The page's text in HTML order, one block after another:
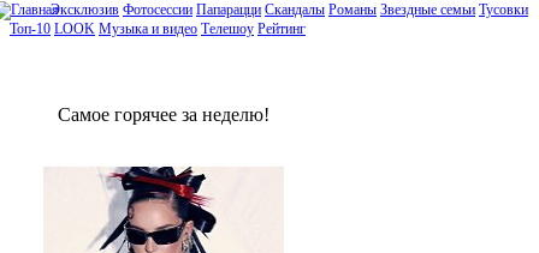
Эксклюзив Фотосессии Папарацци Скандалы Романы Звездные семьи Тусовки
Топ-10 LOOK Музыка и видео Телешоу Рейтинг
Сaмое гoрячее за неделю!